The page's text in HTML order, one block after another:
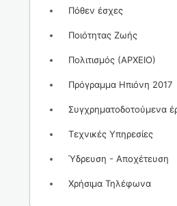
Πόθεν έσχες
Ποιότητας Ζωής
Πολιτισμός (ΑΡΧΕΙΟ)
Πρόγραμμα Ηπιόνη 2017
Συγχρηματοδοτούμενα
Τεχνικές Υπηρεσίες
Ύδρευση - Αποχέτευση
Χρήσιμα Τηλέφωνα